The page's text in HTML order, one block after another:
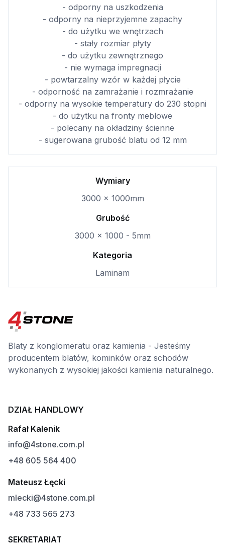
- odporny na uszkodzenia
- odporny na nieprzyjemne zapachy
- do użytku we wnętrzach
- stały rozmiar płyty
- do użytku zewnętrznego
- nie wymaga impregnacji
- powtarzalny wzór w każdej płycie
- odporność na zamrażanie i rozmrażanie
- odporny na wysokie temperatury do 230 stopni
- do użytku na fronty meblowe
- polecany na okładziny ścienne
- sugerowana grubość blatu od 12 mm
Wymiary
3000 x 1000mm
Grubość
3000 x 1000 - 5mm
Kategoria
Laminam
Blaty z konglomeratu oraz kamienia - Jesteśmy
producentem blatów, kominków oraz schodów
wykonanych z wysokiej jakości kamienia naturalnego.
DZIAŁ HANDLOWY
Rafał Kalenik
info@4stone.com.pl
+48 605 564 400
Mateusz Łęcki
mlecki@4stone.com.pl
+48 733 565 273
SEKRETARIAT